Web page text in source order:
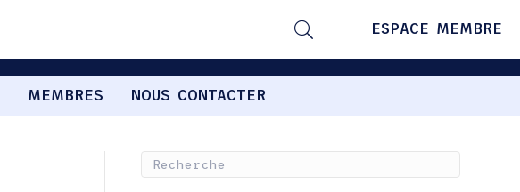
ESPACE MEMBRE
MEMBRES NOUS CONTACTER